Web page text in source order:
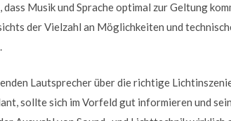
Musik und Sprache optimal zur Geltung
der Vielzahl an Möglichkeiten und
Lautsprecher über die richtige
sollte sich im Vorfeld gut informieren und